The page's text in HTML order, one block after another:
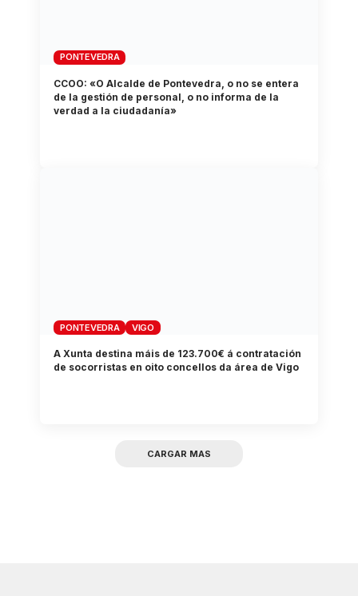
PONTEVEDRA
CCOO: «O Alcalde de Pontevedra, o no se entera
de la gestión de personal, o no informa de la
verdad a la ciudadanía»
PONTEVEDRA VIGO
A Xunta destina máis de 123.700€ á contratación
de socorristas en oito concellos da área de Vigo
CARGAR MAS